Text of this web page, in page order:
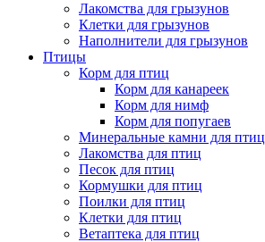
Лакомства для грызунов
Клетки для грызунов
Наполнители для грызунов
Птицы
Корм для птиц
Корм для канареек
Корм для нимф
Корм для попугаев
Минеральные камни для птиц
Лакомства для птиц
Песок для птиц
Кормушки для птиц
Поилки для птиц
Клетки для птиц
Ветаптека для птиц